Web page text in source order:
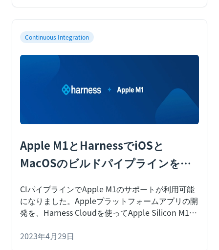
Continuous Integration
Apple M1とHarnessでiOSと
MacOSのビルドパイプラインを加
CIパイプラインでApple M1のサポートが利用可能
になりました。Appleプラットフォームアプリの開
発を、Harness Cloudを使ってApple Silicon M1マ
学びます。
2023年4月29日